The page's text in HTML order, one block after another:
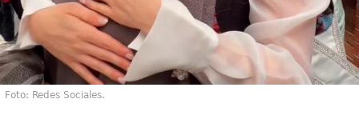
Foto: Redes Sociales.